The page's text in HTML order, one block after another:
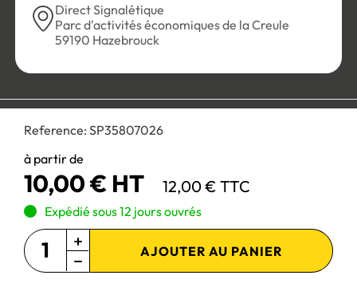
Reference: SP35807026
à partir de
10,00 € HT 12,00 € TTC
Expédié sous 12 jours ouvrés
AJOUTER AU PANIER
Direct Signalétique
Parc d'activités économiques de la Creule
59190 Hazebrouck
Personnaliser les cookies
Paiement 100% sécurisé :
Site réservé aux professionnels